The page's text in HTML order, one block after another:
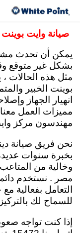
صيانة وايت بوينت
يمكن أن تحدث
بشكل غير متوقع
مثل هذه الحالات
بوينت الخبير
انهيار الجهاز
مميزات العمل
مهندسون مركز
نحن فريق صيانة
بخبرة سنوات
وخالية من
مصر . نستخدم
التعامل بفعالية
للسماح لك
إذا كنت تواجه
توكيل وايت بوينت